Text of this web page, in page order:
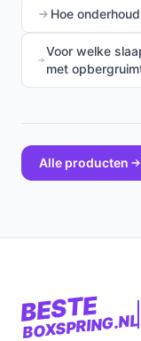
Hoe
Voor welke
met
Alle producten
BESTE
BOXSPRING.NL